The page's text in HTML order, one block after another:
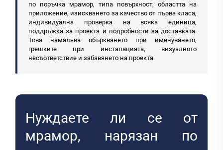
по поръчка мрамор, типа повърхност, областта на
приложение, изискването за качество от първа класа,
индивидуална проверка на всяка единица,
поддръжка за проекта и подробности за доставката.
Това намалява объркването при именуването,
грешките при инсталацията, визуалното
несъответствие и забавянето на проекта.
Нуждаете ли се от
мрамор, нарязан по